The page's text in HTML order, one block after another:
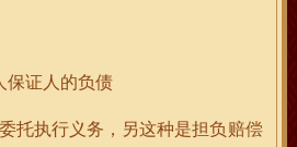
保证人的负债
托执行义务，另这种是担负赔偿